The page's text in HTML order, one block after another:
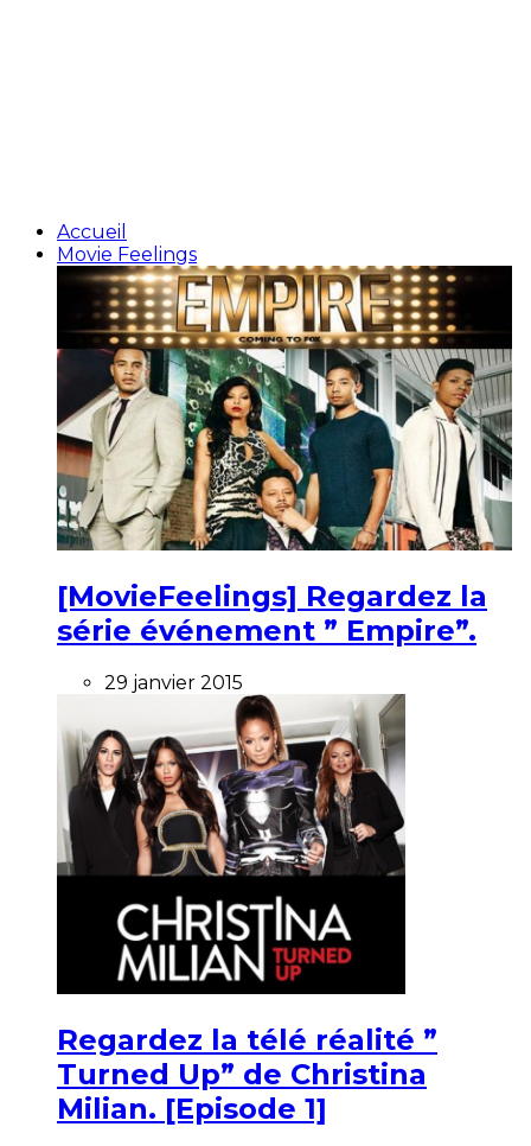
Accueil
Movie Feelings
[MovieFeelings] Regardez la
série événement ” Empire”.
29 janvier 2015
Regardez la télé réalité ”
Turned Up” de Christina
Milian. [Episode 1]